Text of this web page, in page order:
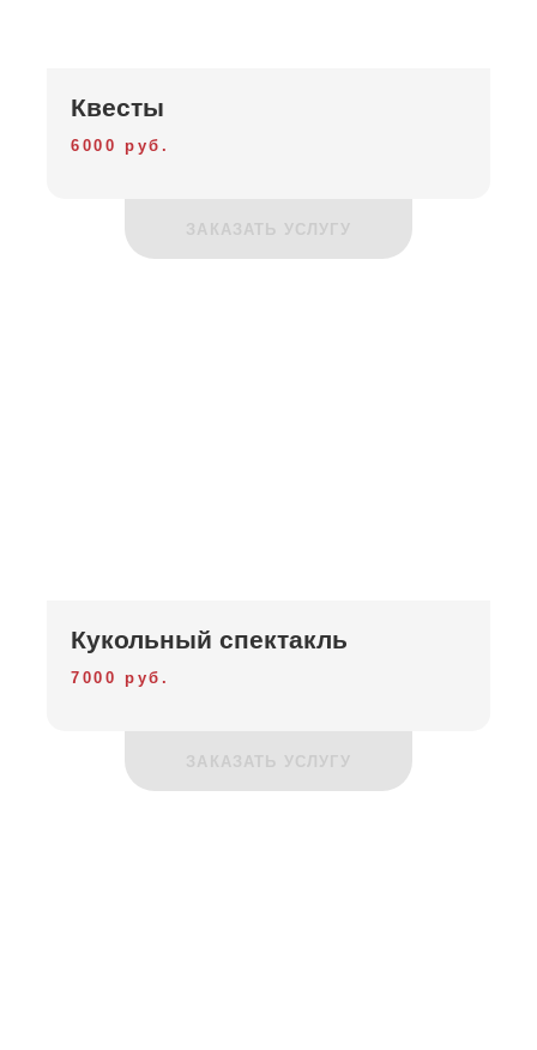
Квесты
6000 руб.
ЗАКАЗАТЬ УСЛУГУ
Кукольный спектакль
7000 руб.
ЗАКАЗАТЬ УСЛУГУ